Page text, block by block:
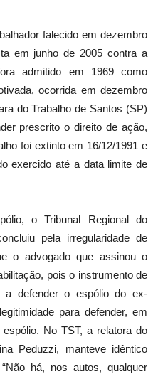
falecido em dezembro
em junho de 2005 contra a
admitido em 1969 como
ocorrida em dezembro
do Trabalho de Santos (SP)
prescrito o direito de ação,
foi extinto em 16/12/1991 e
exercido até a data limite de
o Tribunal Regional do
pela irregularidade de
o advogado que assinou o
pois o instrumento de
a defender o espólio do ex-
para defender, em
No TST, a relatora do
Peduzzi, manteve idêntico
há, nos autos, qualquer